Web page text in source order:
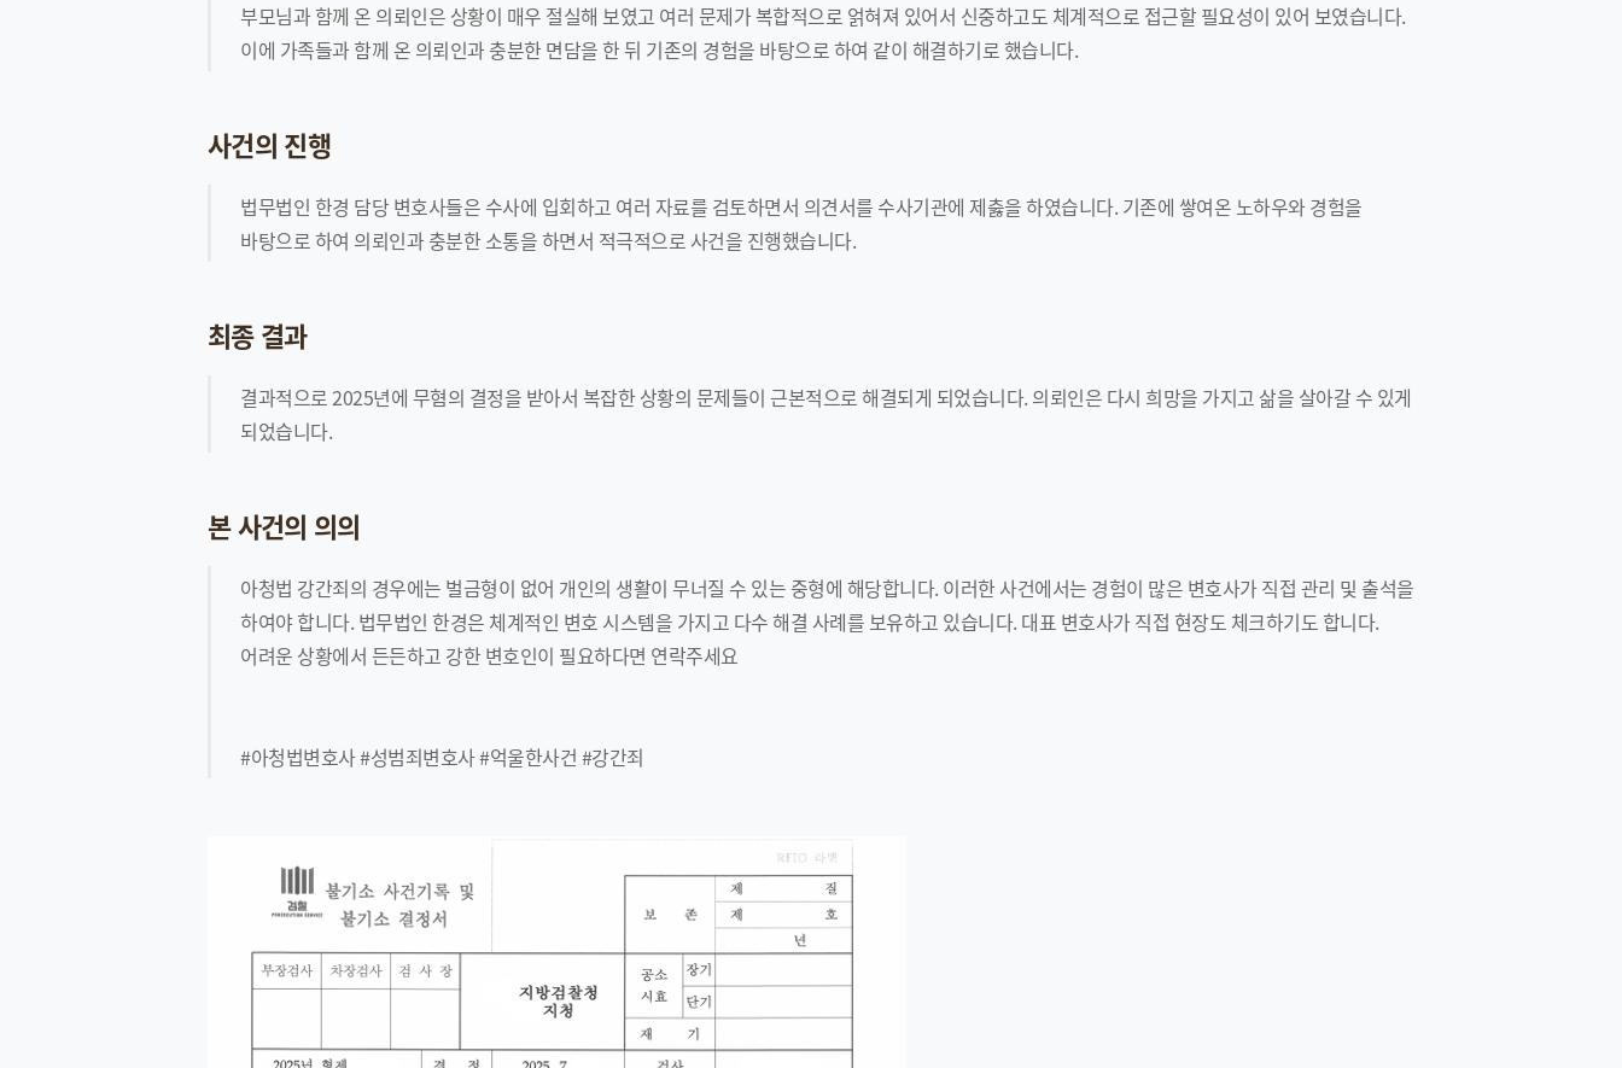
부모님과 함께 온 의뢰인은 상황이 매우 절실해 보였고 여러 문제가 복합적으로 얽혀져 있어서 신중하고도 체계적으로 접근할 필요성이 있어 보였습니다.
이에 가족들과 함께 온 의뢰인과 충분한 면담을 한 뒤 기존의 경험을 바탕으로 하여 같이 해결하기로 했습니다.
사건의 진행
법무법인 한경 담당 변호사들은 수사에 입회하고 여러 자료를 검토하면서 의견서를 수사기관에 제춣을 하였습니다. 기존에 쌓여온 노하우와 경험을
바탕으로 하여 의뢰인과 충분한 소통을 하면서 적극적으로 사건을 진행했습니다.
최종 결과
결과적으로 2025년에 무혐의 결정을 받아서 복잡한 상황의 문제들이 근본적으로 해결되게 되었습니다. 의뢰인은 다시 희망을 가지고 삶을 살아갈 수 있게
되었습니다.
본 사건의 의의
아청법 강간죄의 경우에는 벌금형이 없어 개인의 생활이 무너질 수 있는 중형에 해당합니다. 이러한 사건에서는 경험이 많은 변호사가 직접 관리 및 출석을
하여야 합니다. 법무법인 한경은 체계적인 변호 시스템을 가지고 다수 해결 사례를 보유하고 있습니다. 대표 변호사가 직접 현장도 체크하기도 합니다.
어려운 상황에서 든든하고 강한 변호인이 필요하다면 연락주세요
#아청법변호사 #성범죄변호사 #억울한사건 #강간죄